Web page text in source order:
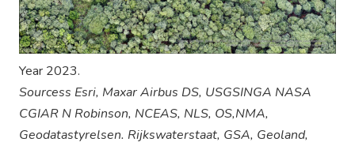
Year 2023.
Sourcess Esri, Maxar Airbus DS, USGSINGA NASA
CGIAR N Robinson, NCEAS, NLS, OS,NMA,
Geodatastyrelsen. Rijkswaterstaat, GSA, Geoland,